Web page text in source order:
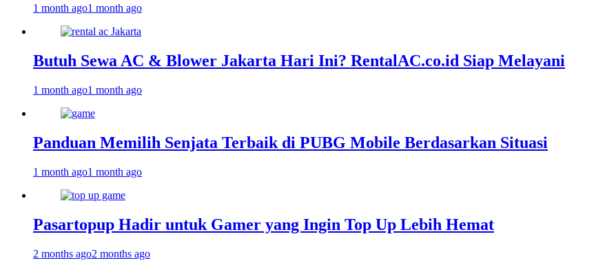
1 month ago1 month ago
Butuh Sewa AC & Blower Jakarta Hari Ini? RentalAC.co.id Siap Melayani
1 month ago1 month ago
Panduan Memilih Senjata Terbaik di PUBG Mobile Berdasarkan Situasi
1 month ago1 month ago
Pasartopup Hadir untuk Gamer yang Ingin Top Up Lebih Hemat
2 months ago2 months ago